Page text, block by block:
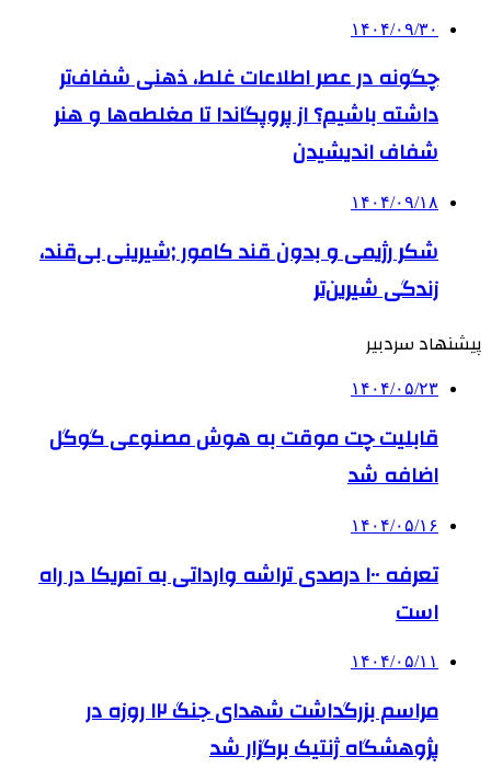
۱۴۰۴/۰۹/۳۰
چگونه در عصر اطلاعات غلط، ذهنی شفاف‌تر
داشته باشیم؟ از پروپگاندا تا مغلطه‌ها و هنر
شفاف اندیشیدن
۱۴۰۴/۰۹/۱۸
شکر رژیمی و بدون قند کامور ;شیرینی بی‌قند،
زندگی شیرین‌تر
پیشنهاد سردبیر
۱۴۰۴/۰۵/۲۳
قابلیت چت موقت به هوش مصنوعی گوگل
اضافه شد
۱۴۰۴/۰۵/۱۶
تعرفه ۱۰۰ درصدی تراشه وارداتی به آمریکا در راه
است
۱۴۰۴/۰۵/۱۱
مراسم بزرگداشت شهدای جنگ ۱۲ روزه در
پژوهشگاه ژنتیک برگزار شد